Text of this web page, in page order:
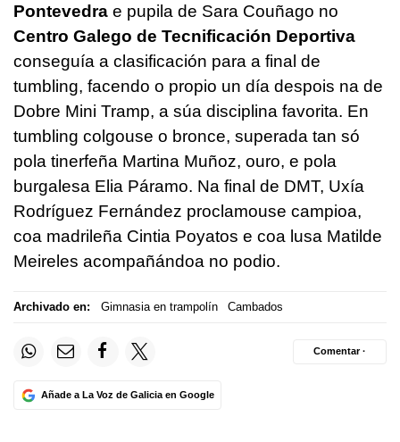
Pontevedra e pupila de Sara Couñago no
Centro Galego de Tecnificación Deportiva
conseguía a clasificación para a final de
tumbling, facendo o propio un día despois na de
Dobre Mini Tramp, a súa disciplina favorita. En
tumbling colgouse o bronce, superada tan só
pola tinerfeña Martina Muñoz, ouro, e pola
burgalesa Elia Páramo. Na final de DMT, Uxía
Rodríguez Fernández proclamouse campioa,
coa madrileña Cintia Poyatos e coa lusa Matilde
Meireles acompañándoa no podio.
Archivado en: Gimnasia en trampolín Cambados
Añade a La Voz de Galicia en Google
Comentar ·